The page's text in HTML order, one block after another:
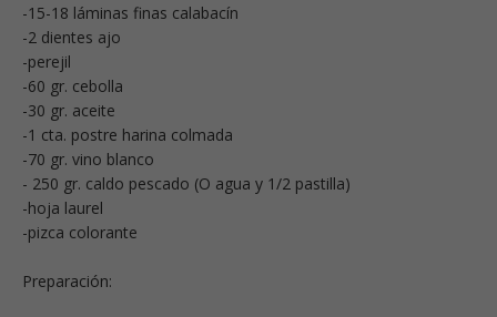
-15-18 láminas finas calabacín
-2 dientes ajo
-perejil
-60 gr. cebolla
-30 gr. aceite
-1 cta. postre harina colmada
-70 gr. vino blanco
- 250 gr. caldo pescado (O agua y 1/2 pastilla)
-hoja laurel
-pizca colorante
Preparación: